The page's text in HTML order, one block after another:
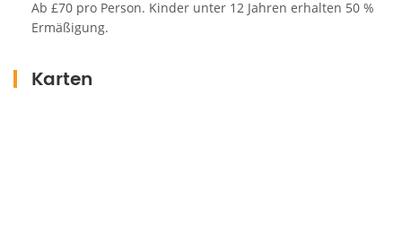
Ab £70 pro Person. Kinder unter 12 Jahren erhalten 50 %
Ermäßigung.
Karten